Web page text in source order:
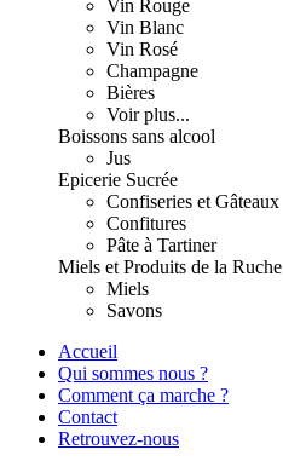
Vin Rouge
Vin Blanc
Vin Rosé
Champagne
Bières
Voir plus...
Boissons sans alcool
Jus
Epicerie Sucrée
Confiseries et Gâteaux
Confitures
Pâte à Tartiner
Miels et Produits de la Ruche
Miels
Savons
Accueil
Qui sommes nous ?
Comment ça marche ?
Contact
Retrouvez-nous